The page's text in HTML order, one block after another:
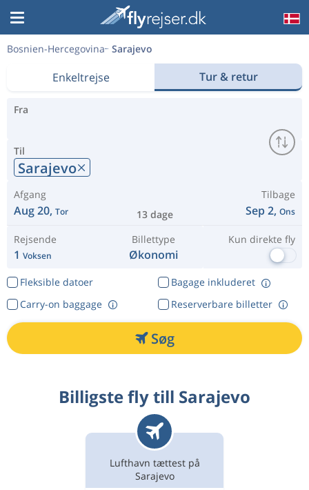
Bosnien-Hercegovina Sarajevo
Enkeltrejse Tur & retur
Fra
Til
Sarajevo
Afgang
Aug 20, Tor 13 dage
Tilbage
Sep 2, Ons
Rejsende
1 Voksen
Billettype
Økonomi
Kun direkte fly
Fleksible datoer
Bagage inkluderet
Reserverbare billetter
Carry-on baggage
Søg
Billigste fly till Sarajevo
Lufthavn tættest på
Sarajevo